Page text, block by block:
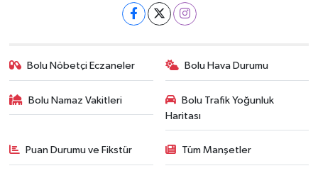
Bolu Nöbetçi Eczaneler Bolu Hava Durumu
Bolu Namaz Vakitleri
Bolu Trafik Yoğunluk
Haritası
Puan Durumu ve Fikstür Tüm Manşetler